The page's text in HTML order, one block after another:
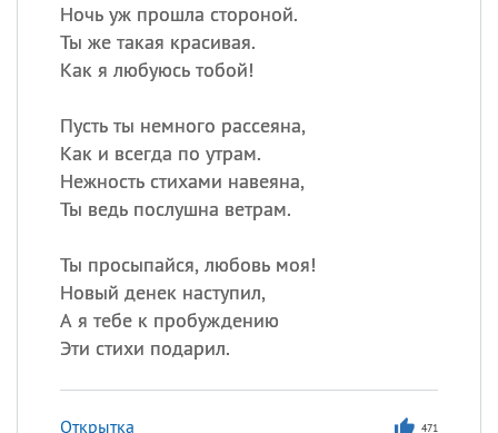
Ночь уж прошла стороной.
Ты же такая красивая.
Как я любуюсь тобой!
Пусть ты немного рассеяна,
Как и всегда по утрам.
Нежность стихами навеяна,
Ты ведь послушна ветрам.
Ты просыпайся, любовь моя!
Новый денек наступил,
А я тебе к пробуждению
Эти стихи подарил.
Открытка 471